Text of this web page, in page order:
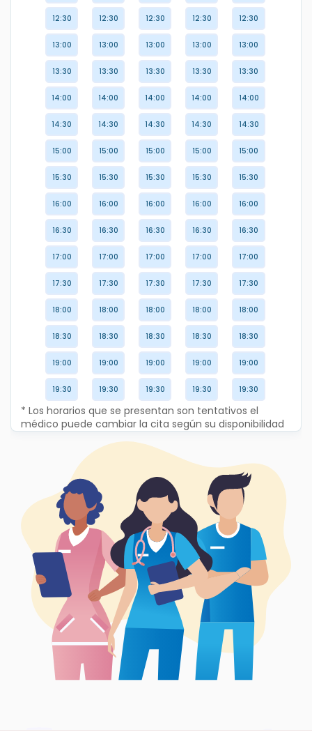
12:30
13:00
13:30
14:00
14:30
15:00
15:30
16:00
16:30
17:00
17:30
18:00
18:30
19:00
19:30
12:30
13:00
13:30
14:00
14:30
15:00
15:30
16:00
16:30
17:00
17:30
18:00
18:30
19:00
19:30
12:30
13:00
13:30
14:00
14:30
15:00
15:30
16:00
16:30
17:00
17:30
18:00
18:30
19:00
19:30
12:30
13:00
13:30
14:00
14:30
15:00
15:30
16:00
16:30
17:00
17:30
18:00
18:30
19:00
19:30
12:30
13:00
13:30
14:00
14:30
15:00
15:30
16:00
16:30
17:00
17:30
18:00
18:30
19:00
19:30
* Los horarios que se presentan son tentativos el
médico puede cambiar la cita según su disponibilidad